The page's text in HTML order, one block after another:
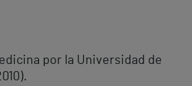
por la Universidad de